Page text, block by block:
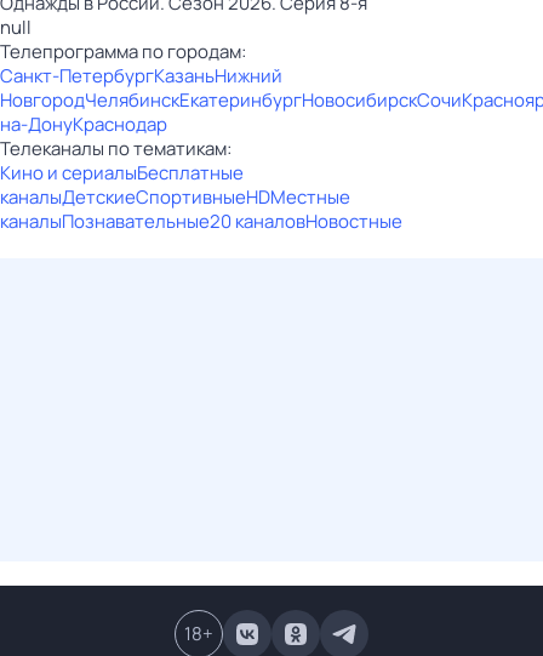
null
Телепрограмма по городам:
Санкт-ПетербургКазаньНижний
НовгородЧелябинскЕкатеринбургНовосибирскСочи
на-ДонуКраснодар
Телеканалы по тематикам:
Кино и сериалыБесплатные
каналыДетскиеСпортивныеHDМестные
каналыПознавательные20 каналовНовостные
18+